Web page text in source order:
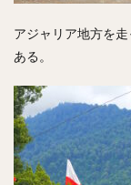
アジャリア地方を
ある。